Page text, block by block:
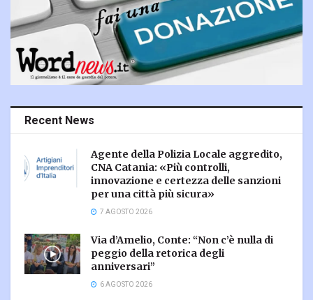
Recent News
Agente della Polizia Locale aggredito,
CNA Catania: «Più controlli,
innovazione e certezza delle sanzioni
per una città più sicura»
7 AGOSTO 2026
Via d’Amelio, Conte: “Non c’è nulla di
peggio della retorica degli
anniversari”
6 AGOSTO 2026